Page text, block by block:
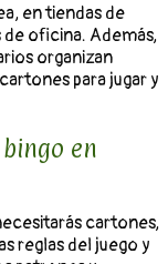
en tiendas de
oficina. Además,
organizan
para jugar y
en
cartones,
reglas del juego y